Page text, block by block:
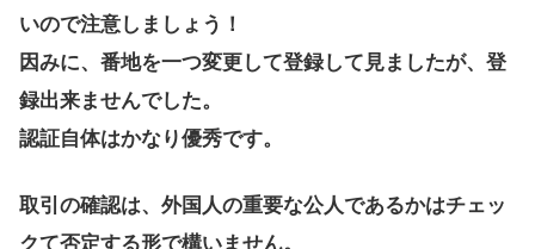
いので注意しましょう！
因みに、番地を一つ変更して登録して見ましたが、登
録出来ませんでした。
認証自体はかなり優秀です。
取引の確認は、外国人の重要な公人であるかはチェッ
クて否定する形で構いません。